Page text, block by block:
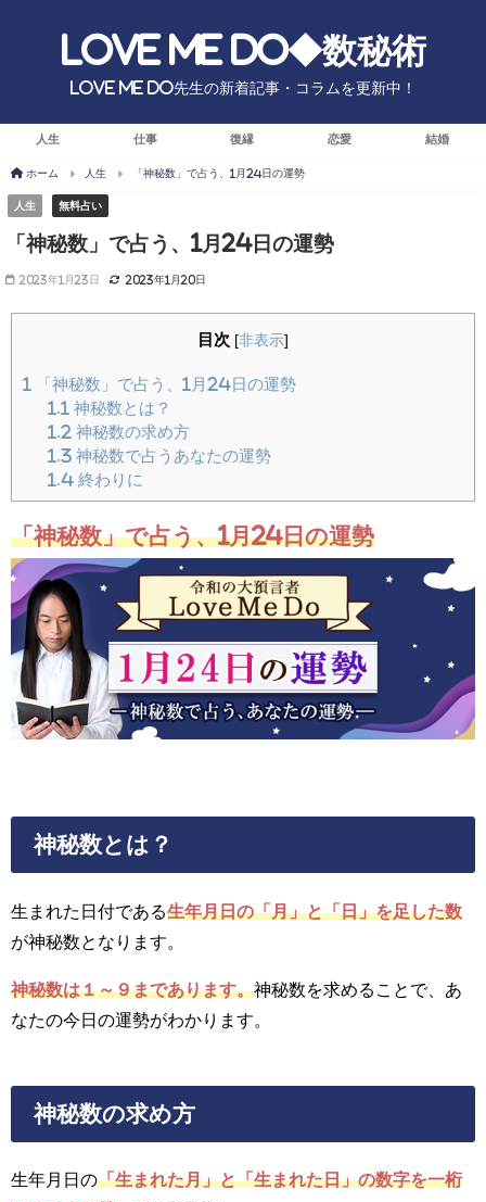
Love Me Do◆数秘術
Love Me Do先生の新着記事・コラムを更新中！
人生 仕事 復縁 恋愛 結婚
ホーム 人生 「神秘数」で占う、1月24日の運勢
人生 無料占い
「神秘数」で占う、1月24日の運勢
2023年1月23日 2023年1月20日
目次 [非表示]
1
「神秘数」で占う、1月24日の運勢
1.1 神秘数とは？
1.2 神秘数の求め方
1.3神秘数で占うあなたの運勢
1.4終わりに
「神秘数」で占う、1月24日の運勢
神秘数とは？
生まれた日付である生年月日の「月」と「日」を足した数
が神秘数となります。
神秘数は１～９まであります。神秘数を求めることで、あ
なたの今日の運勢がわかります。
神秘数の求め方
生年月日の「生まれた月」と「生まれた日」の数字を一桁